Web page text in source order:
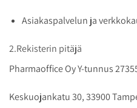
Asiakaspalvelun ja
2.Rekisterin pitäjä
Pharmaoffice Oy Y-tunnus
Keskuojankatu 30, 33900